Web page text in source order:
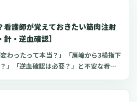
務長、人事担当者の皆様に向けて、不
れだけは守りたい」というポイント
ものです。各種の法令やガイドライン
病院やクリニック、訪問看護ステーシ
看護師が覚えておきたい筋肉注射
・逆血確認】
変わったって本当？」「肩峰から3横指下
」「逆血確認は必要？」と不安な看護
皮下注射との違い、神経損傷やSIRVA
ン接種時の手順までわかりやすく解説